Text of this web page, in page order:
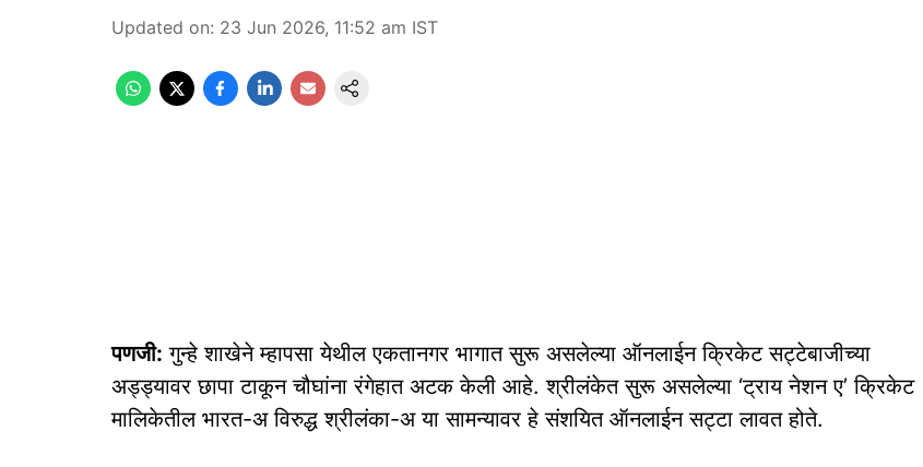
Updated on: 23 Jun 2026, 11:52 am IST
पणजी: गुन्हे शाखेने म्हापसा येथील एकतानगर भागात सुरू असलेल्या ऑनलाईन क्रिकेट सट्टेबाजीच्या
अड्ड्यावर छापा टाकून चौघांना रंगेहात अटक केली आहे. श्रीलंकेत सुरू असलेल्या ‘ट्राय नेशन ए’ क्रिकेट
मालिकेतील भारत-अ विरुद्ध श्रीलंका-अ या सामन्यावर हे संशयित ऑनलाईन सट्टा लावत होते.